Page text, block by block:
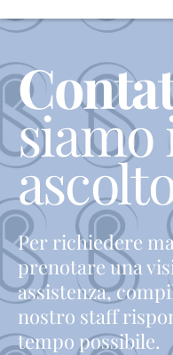
siamo
Per richiedere
prenotare una
assistenza,
nostro staff
tempo possibile.